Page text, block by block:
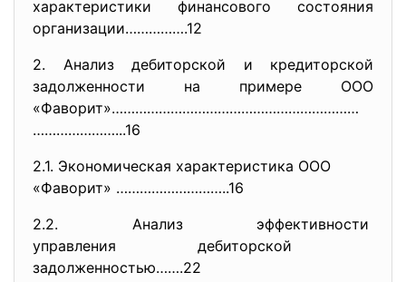
характеристики финансового состояния
организации…………….12
2. Анализ дебиторской и кредиторской
задолженности на примере ООО
«Фаворит»………………………………………………………
…………………...16
2.1. Экономическая характеристика ООО
«Фаворит» ………………………..16
2.2. Анализ эффективности
управления дебиторской
задолженностью…….22